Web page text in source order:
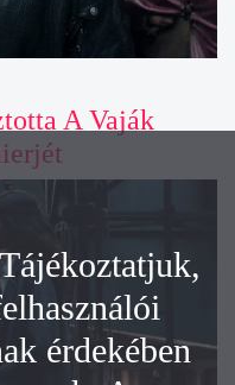
A Vaják
érdekében